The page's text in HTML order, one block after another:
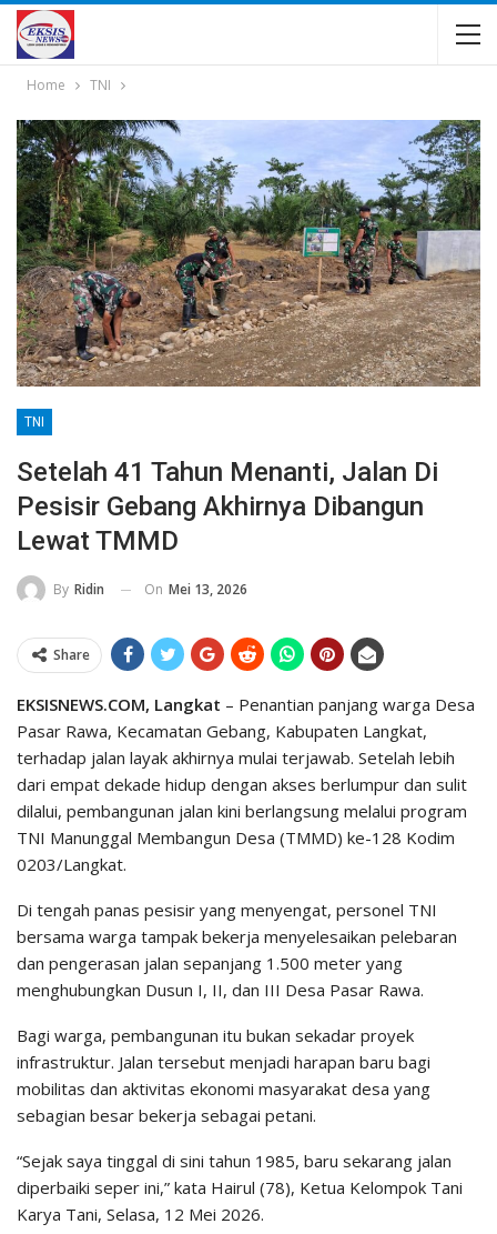
Home TNI
TNI
Setelah 41 Tahun Menanti, Jalan Di
Pesisir Gebang Akhirnya Dibangun
Lewat TMMD
By Ridin On Mei 13, 2026
Share
EKSISNEWS.COM, Langkat – Penantian panjang warga Desa
Pasar Rawa, Kecamatan Gebang, Kabupaten Langkat,
terhadap jalan layak akhirnya mulai terjawab. Setelah lebih
dari empat dekade hidup dengan akses berlumpur dan sulit
dilalui, pembangunan jalan kini berlangsung melalui program
TNI Manunggal Membangun Desa (TMMD) ke-128 Kodim
0203/Langkat.
Di tengah panas pesisir yang menyengat, personel TNI
bersama warga tampak bekerja menyelesaikan pelebaran
dan pengerasan jalan sepanjang 1.500 meter yang
menghubungkan Dusun I, II, dan III Desa Pasar Rawa.
Bagi warga, pembangunan itu bukan sekadar proyek
infrastruktur. Jalan tersebut menjadi harapan baru bagi
mobilitas dan aktivitas ekonomi masyarakat desa yang
sebagian besar bekerja sebagai petani.
“Sejak saya tinggal di sini tahun 1985, baru sekarang jalan
diperbaiki seper ini,” kata Hairul (78), Ketua Kelompok Tani
Karya Tani, Selasa, 12 Mei 2026.